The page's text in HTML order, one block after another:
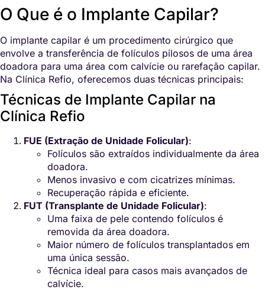
O Que é o Implante Capilar?
O implante capilar é um procedimento cirúrgico que
envolve a transferência de folículos pilosos de uma área
doadora para uma área com calvície ou rarefação capilar.
Na Clínica Refio, oferecemos duas técnicas principais:
Técnicas de Implante Capilar na
Clínica Refio
FUE (Extração de Unidade Folicular):
Folículos são extraídos individualmente da área
doadora.
Menos invasivo e com cicatrizes mínimas.
Recuperação rápida e eficiente.
FUT (Transplante de Unidade Folicular):
Uma faixa de pele contendo folículos é
removida da área doadora.
Maior número de folículos transplantados em
uma única sessão.
Técnica ideal para casos mais avançados de
calvície.